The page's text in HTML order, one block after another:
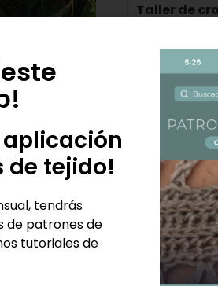
Taller de
Cada
ayudo
Si
sabes
El taller
en que
Los
Café,
Valor
aplicación
de tejido!
tendrás
de patrones de
tutoriales de